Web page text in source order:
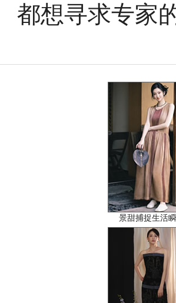
都想寻求专家
景甜捕捉生活